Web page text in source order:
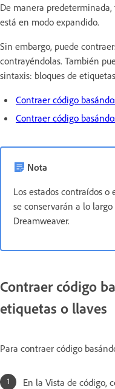
De manera
está en modo expandido.
Sin embargo, puede
contrayéndolas. También
sintaxis: bloques de
Contraer código
Contraer código
Nota
Los estados contraídos o
se conservarán a lo
Dreamweaver.
Contraer código
etiquetas o llaves
Para contraer código
En la Vista de código,